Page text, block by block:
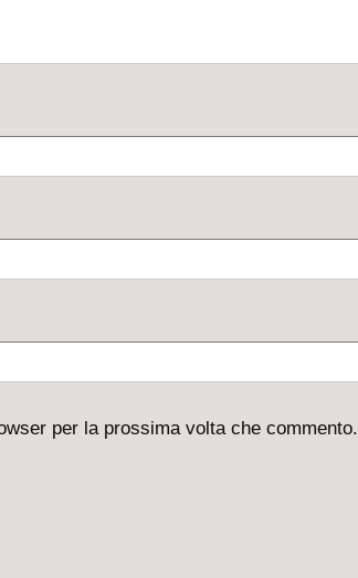
per la prossima volta che commento.